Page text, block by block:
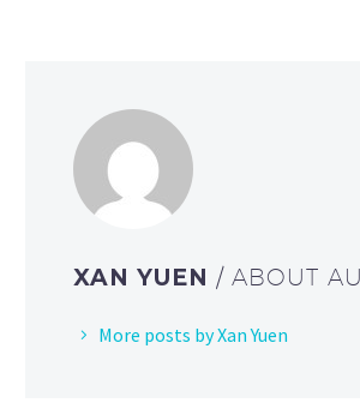
XAN YUEN / ABOUT
More posts by Xan Yuen